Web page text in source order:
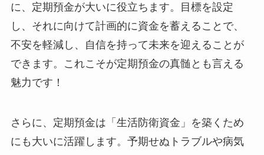
に、定期預金が大いに役立ちます。目標を設定
し、それに向けて計画的に資金を蓄えることで、
不安を軽減し、自信を持って未来を迎えることが
できます。これこそが定期預金の真髄とも言える
魅力です！
さらに、定期預金は「生活防衛資金」を築くため
にも大いに活躍します。予期せぬトラブルや病気